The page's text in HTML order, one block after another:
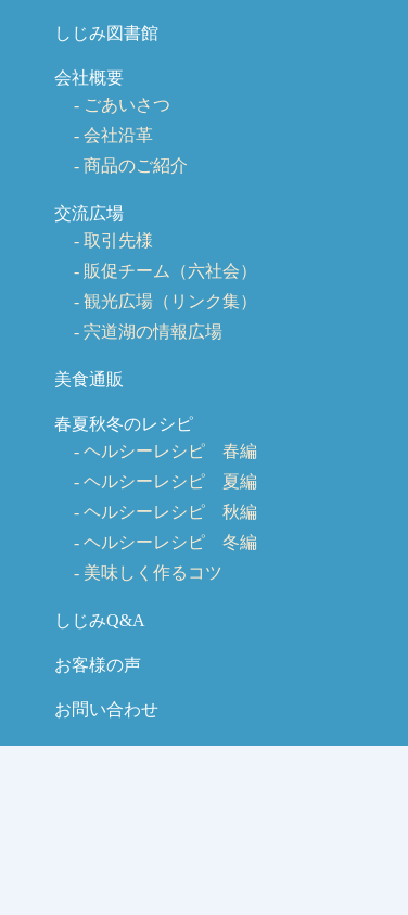
しじみ図書館
会社概要
ごあいさつ
会社沿革
商品のご紹介
交流広場
取引先様
販促チーム（六社会）
観光広場（リンク集）
宍道湖の情報広場
美食通販
春夏秋冬のレシピ
ヘルシーレシピ 春編
ヘルシーレシピ 夏編
ヘルシーレシピ 秋編
ヘルシーレシピ 冬編
美味しく作るコツ
しじみQ&A
お客様の声
お問い合わせ